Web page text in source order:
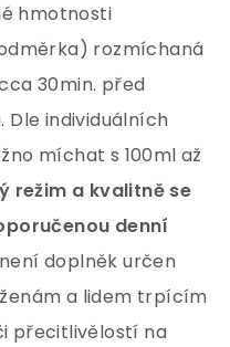
hmotnosti
rozmíchaná
30min. před
individuálních
míchat s 100ml až
režim a kvalitně se
denní
doplněk určen
a lidem trpícím
přecitlivělostí na